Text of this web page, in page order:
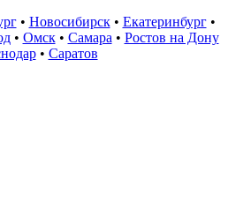
• Новосибирск• Екатеринбург•
• Омск• Самара • Ростов на Дону
• Саратов